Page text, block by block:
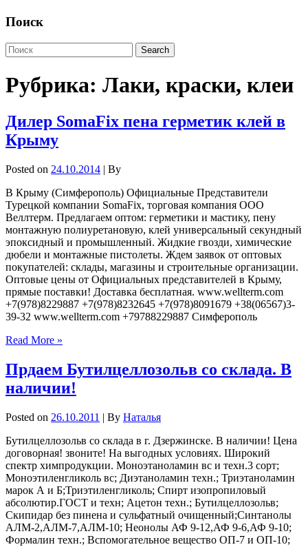
Поиск
Рубрика: Лаки, краски, клеи
Дилер SomaFix пена герметик клей в
Крыму
Posted on 24.10.2014 | By
В Крыму (Симферополь) Официальные Представители
Турецкой компании SomaFix, торговая компания ООО
Веллтерм. Предлагаем оптом: герметики и мастику, пену
монтажную полиуретановую, клей универсальный секундный
эпоксидный и промышленный. Жидкие гвозди, химические
дюбели и монтажные пистолеты. Ждем заявок от оптовых
покупателей: склады, магазины и строительные организации.
Оптовые цены от Официальных представителей в Крыму,
прямые поставки! Доставка бесплатная. www.wellterm.com
+7(978)8229887 +7(978)8232645 +7(978)8091679 +38(06567)3-
39-32 www.wellterm.com +79788229887 Симферополь
Read More »
Прдаем Бутилцеллозольв со склада. В
наличии!
Posted on 26.10.2011 | By Наталья
Бутилцеллозольв со склада в г. Дзержинске. В наличии! Цена
договорная! звоните! На выгодных условиях. Широкий
спектр химпродукции. Моноэтаноламин вс и техн.3 сорт;
Моноэтиленгликоль вс; Диэтаноламин техн.; Триэтаноламин
марок А и Б;Триэтиленгликоль; Спирт изопропиловый
абсолютир.ГОСТ и техн; Ацетон техн.; Бутилцеллозольв;
Скипидар без пинена и сульфатный очищенный;Синтанолы
АЛМ-2,АЛМ-7,АЛМ-10; Неонолы АФ 9-12,АФ 9-6,АФ 9-10;
Формалин техн.; Вспомогательное вещество ОП-7 и ОП-10;